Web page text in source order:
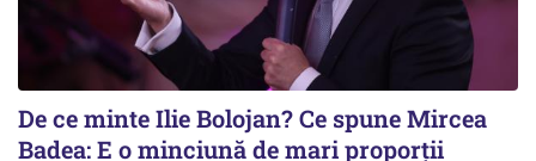
De ce minte Ilie Bolojan? Ce spune Mircea
Badea: E o minciună de mari proporții